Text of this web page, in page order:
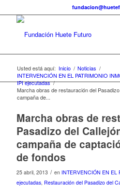
Usted está aquí: Inicio / Noticias /
INTERVENCIÓN EN EL PATRIMONIO
IPI ejecutadas /
Marcha obras de restauración del
campaña de...
Marcha obras de
Pasadizo del
campaña de
de fondos
25 abril, 2013 / en INTERVENCIÓN EN EL
ejecutadas, Restauración del Pasadizo del